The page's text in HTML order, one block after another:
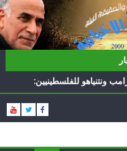
لوقف التطبيع
ونتنياهو للفلسطينيين:
العقوبات: جاهزون